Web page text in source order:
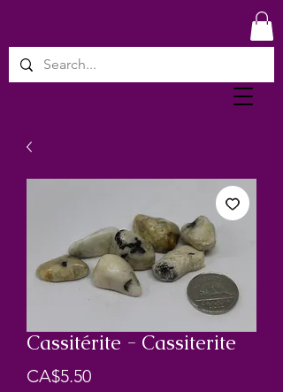
Cassitérite - Cassiterite
CA$5.50Price